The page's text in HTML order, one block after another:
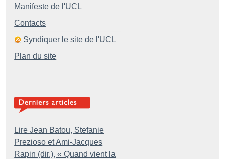
Manifeste de l'UCL
Contacts
Syndiquer le site de l'UCL
Plan du site
Lire Jean Batou, Stefanie
Prezioso et Ami-Jacques
Rapin (dir.), « Quand vient la